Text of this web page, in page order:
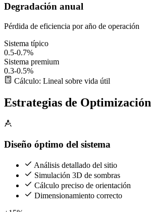
Degradación anual
Pérdida de eficiencia por año de operación
Sistema típico
0.5-0.7%
Sistema premium
0.3-0.5%
Cálculo: Lineal sobre vida útil
Estrategias de Optimización
Diseño óptimo del sistema
Análisis detallado del sitio
Simulación 3D de sombras
Cálculo preciso de orientación
Dimensionamiento correcto